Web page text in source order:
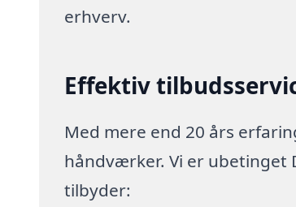
erhverv.
Effektiv
Med mere end 20 års
håndværker. Vi er ubetinget
tilbyder: